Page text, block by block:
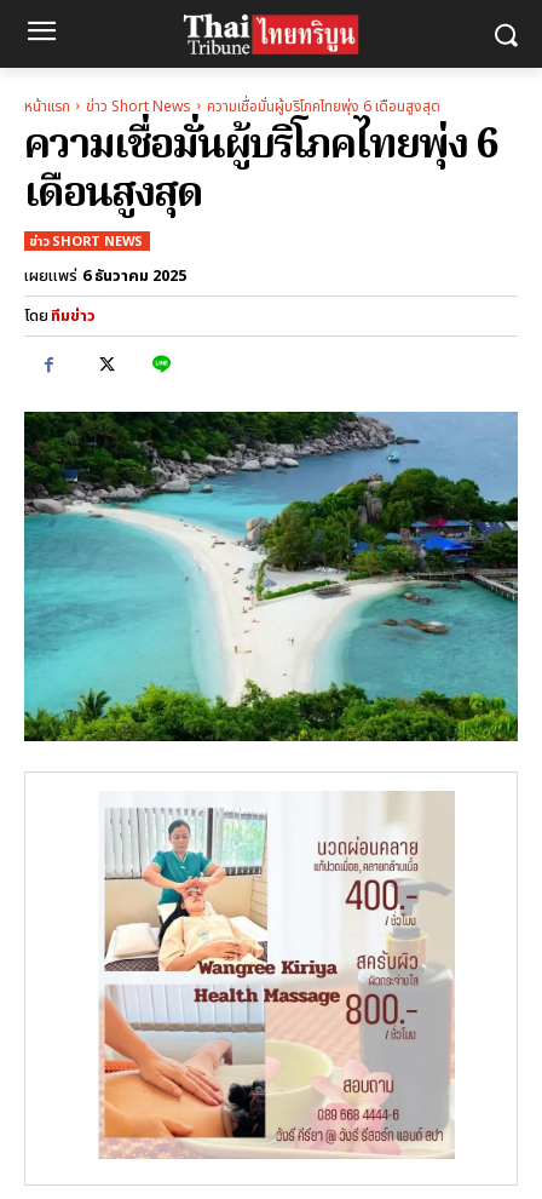
หน้าแรก ข่าว Short News ความเชื่อมั่นผู้บริโภคไทยพุ่ง 6 เดือนสูงสุด
ความเชื่อมั่นผู้บริโภคไทยพุ่ง 6
เดือนสูงสุด
ข่าว SHORT NEWS
เผยแพร่ 6 ธันวาคม 2025
โดยทีมข่าว